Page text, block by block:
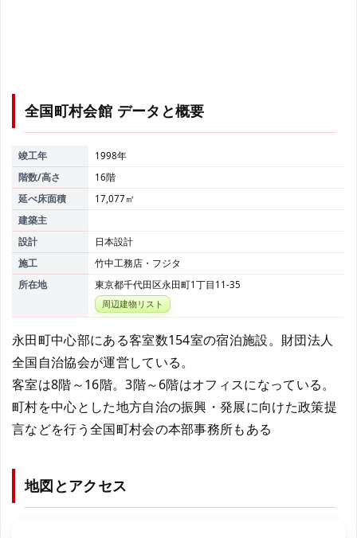
全国町村会館 データと概要
竣工年
1998年
階数/高さ
16階
延べ床面積
17,077㎡
建築主
設計
日本設計
施工
竹中工務店・フジタ
所在地
東京都千代田区永田町1丁目11-35
周辺建物リスト
永田町中心部にある客室数154室の宿泊施設。財団法人
全国自治協会が運営している。
客室は8階～16階。3階～6階はオフィスになっている。
町村を中心とした地方自治の振興・発展に向けた政策提
言などを行う全国町村会の本部事務所もある
地図とアクセス